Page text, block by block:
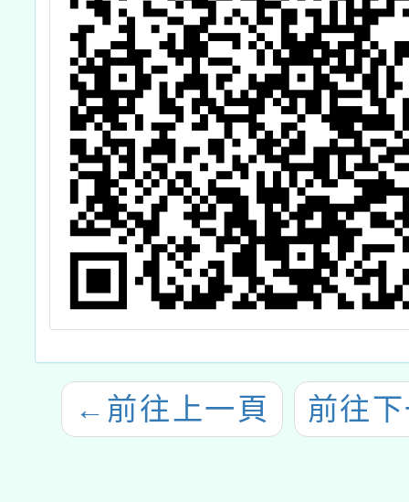
合
← 前往上一頁 前往